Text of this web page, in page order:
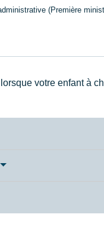
(Première
votre enfant à